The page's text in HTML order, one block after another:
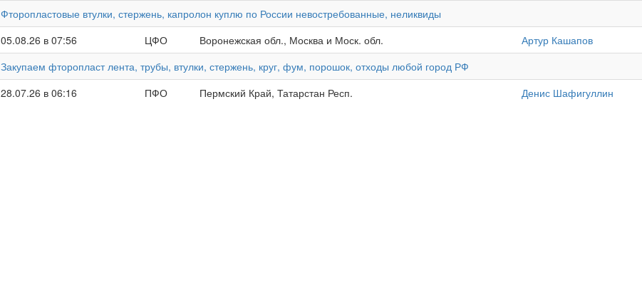
Фторопластовые втулки, стержень, капролон куплю по России невостребованные, неликвиды
05.08.26 в 07:56
ЦФО Воронежская обл., Москва и Моск. обл. Артур Кашапов
Закупаем фторопласт лента, трубы, втулки, стержень, круг, фум, порошок, отходы любой город РФ
28.07.26 в 06:16
ПФО Пермский Край, Татарстан Респ. Денис Шафигуллин